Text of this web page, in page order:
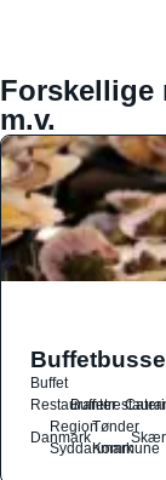
Forskellige
m.v.
Buffet
Restauranter
Danmark
Region
Syddanmark
Tønder
Kommune